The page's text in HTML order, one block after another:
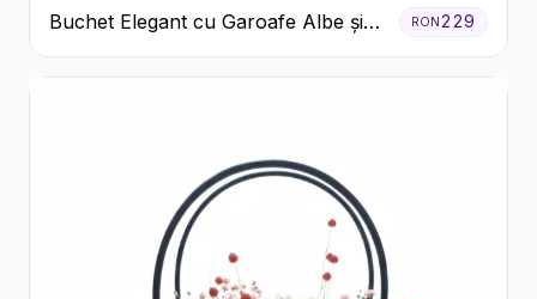
Buchet Elegant cu Garoafe Albe și
Eucalipt
RON229